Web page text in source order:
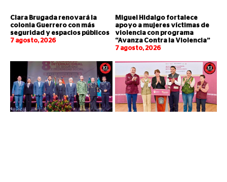
Clara Brugada renovará la
colonia Guerrero con más
seguridad y espacios públicos
7 agosto, 2026
Miguel Hidalgo fortalece
apoyo a mujeres víctimas de
violencia con programa
“Avanza Contra la Violencia”
7 agosto, 2026